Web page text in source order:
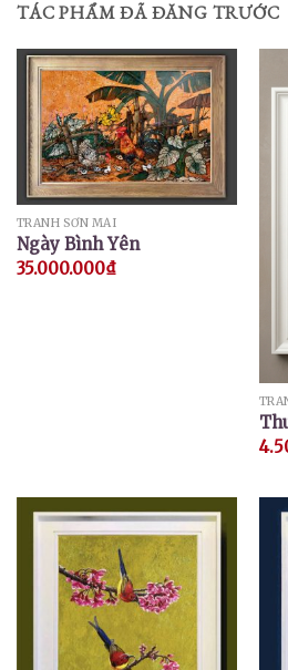
TÁC PHẨM ĐÃ ĐĂNG TRƯỚC
TRANH SƠN MÀI
Ngày Bình Yên
35.000.000₫